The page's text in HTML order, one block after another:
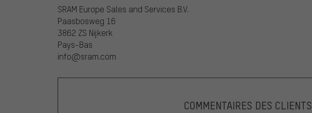
SRAM Europe Sales and Services B.V.
Paasbosweg 16
3862 ZS Nijkerk
Pays-Bas
info@sram.com
COMMENTAIRES DES CLIENTS